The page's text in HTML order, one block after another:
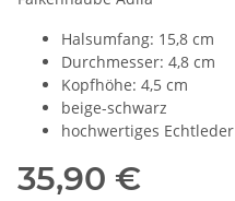
Halsumfang: 15,8 cm
Durchmesser: 4,8 cm
Kopfhöhe: 4,5 cm
beige-schwarz
hochwertiges Echtleder
35,90 €